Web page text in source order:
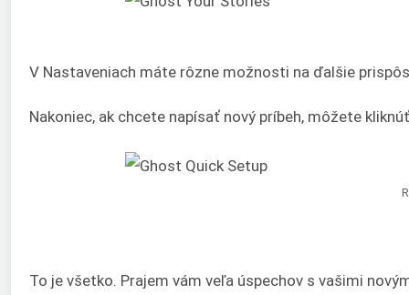
V Nastaveniach máte rôzne možnosti na ďalšie
Nakoniec, ak chcete napísať nový príbeh, môžete
To je všetko. Prajem vám veľa úspechov s vašimi